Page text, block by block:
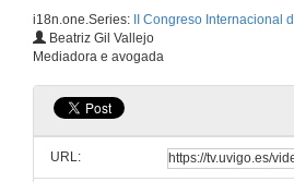
i18n.one.Series:
II Congreso Internacional
Beatriz Gil Vallejo
Mediadora e avogada
URL:
Parte III
25 de out. de